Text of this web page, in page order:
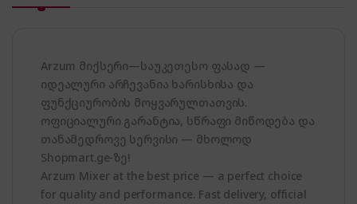
Arzum მიქსერი—საუკეთესო ფასად —
იდეალური არჩევანია ხარისხისა და
ფუნქციურობის მოყვარულთათვის.
ოფიციალური გარანტია, სწრაფი მიწოდება და
თანამედროვე სერვისი — მხოლოდ
Shopmart.ge-ზე!
Arzum Mixer at the best price — a perfect choice
for quality and performance. Fast delivery, official